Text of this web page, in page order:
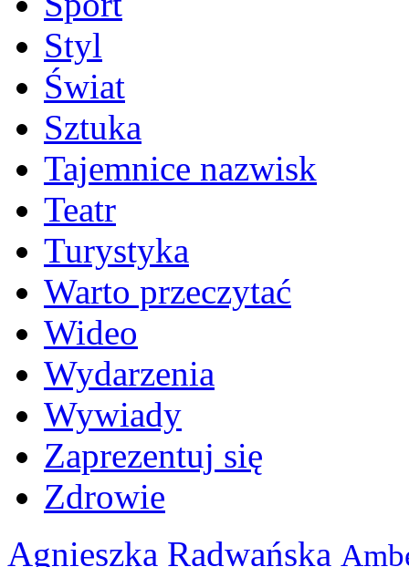
Styl
Świat
Sztuka
Tajemnice nazwisk
Teatr
Turystyka
Warto przeczytać
Wideo
Wydarzenia
Wywiady
Zaprezentuj się
Zdrowie
Agnieszka Radwańska